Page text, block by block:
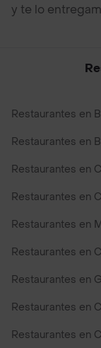
y te lo
Restaurantes en
Restaurantes en
Restaurantes en
Restaurantes en
Restaurantes en
Restaurantes en
Restaurantes en
Restaurantes en
Restaurantes en